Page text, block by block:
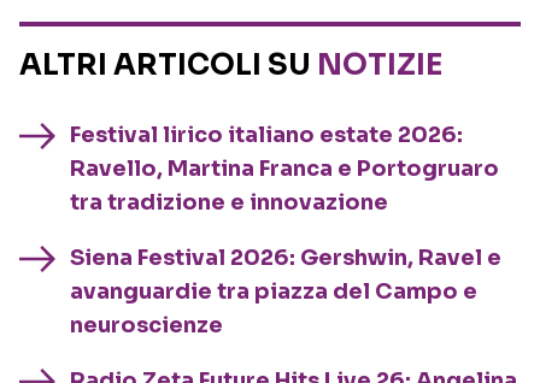
ALTRI ARTICOLI SU NOTIZIE
Festival lirico italiano estate 2026:
Ravello, Martina Franca e Portogruaro
tra tradizione e innovazione
Siena Festival 2026: Gershwin, Ravel e
avanguardie tra piazza del Campo e
neuroscienze